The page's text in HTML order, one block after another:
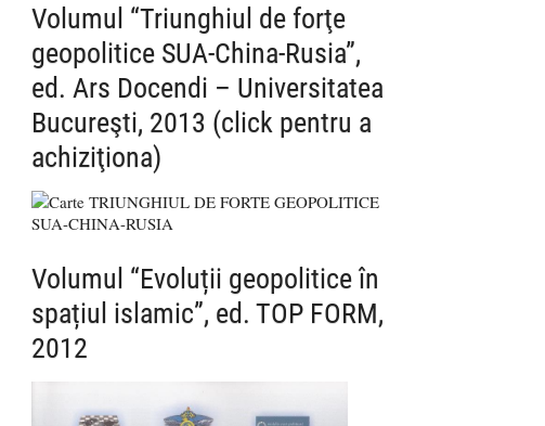
Volumul “Triunghiul de forţe
geopolitice SUA-China-Rusia”,
ed. Ars Docendi – Universitatea
Bucureşti, 2013 (click pentru a
achiziţiona)
Volumul “Evoluții geopolitice în
spațiul islamic”, ed. TOP FORM,
2012